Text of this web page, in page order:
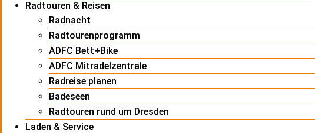
Radtouren & Reisen
Radnacht
Radtourenprogramm
ADFC Bett+Bike
ADFC Mitradelzentrale
Radreise planen
Badeseen
Radtouren rund um Dresden
Laden & Service